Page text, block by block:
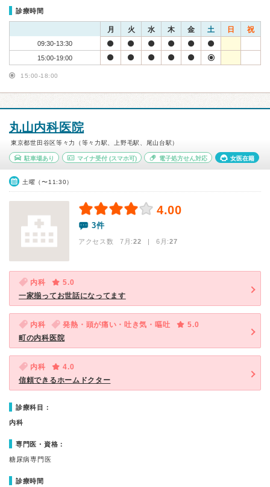
診療時間
月 火 水 木 金 土 日 祝
09:30-13:30
15:00-19:00
15:00-18:00
丸山内科医院
東京都世田谷区等々力（等々力駅、上野毛駅、尾山台駅）
駐車場あり マイナ受付(スマホ可) 電子処方せん対応 女医在籍
土曜（〜11:30）
4.00
3件
アクセス数 7月:22 | 6月:27
内科
5.0
一家揃ってお世話になってます
内科 発熱・頭が痛い・吐き気・嘔吐
5.0
町の内科医院
内科
4.0
信頼できるホームドクター
診療科目：
内科
専門医・資格：
糖尿病専門医
診療時間